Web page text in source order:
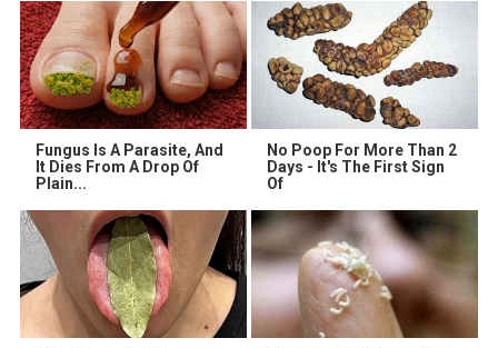
Fungus Is A Parasite, And
It Dies From A Drop Of
Plain...
No Poop For More Than 2
Days - It's The First Sign
Of